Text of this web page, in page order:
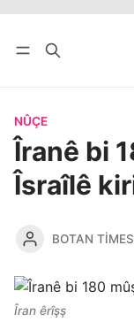
bişopîne
NÛÇE
Îranê bi
Îsraîlê
BOTAN TIMES
Îran êrîşş